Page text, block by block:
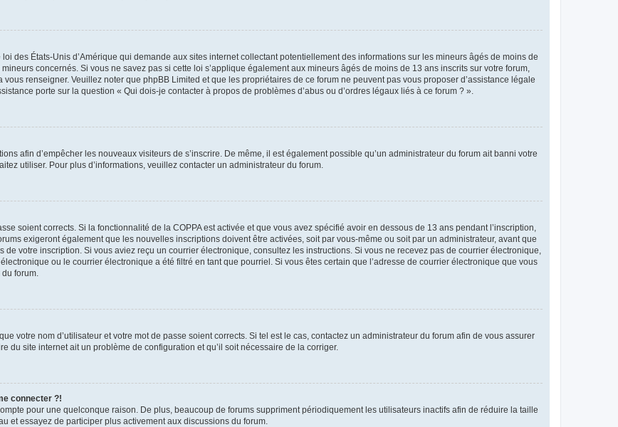
des États-Unis d’Amérique qui demande aux sites internet collectant potentiellement des informations sur les mineurs âgés de moins de
concernés. Si vous ne savez pas si cette loi s’applique également aux mineurs âgés de moins de 13 ans inscrits sur votre forum,
renseigner. Veuillez noter que phpBB Limited et que les propriétaires de ce forum ne peuvent pas vous proposer d’assistance légale
porte sur la question « Qui dois-je contacter à propos de problèmes d’abus ou d’ordres légaux liés à ce forum ? ».
afin d’empêcher les nouveaux visiteurs de s’inscrire. De même, il est également possible qu’un administrateur du forum ait banni votre
utiliser. Pour plus d’informations, veuillez contacter un administrateur du forum.
soient corrects. Si la fonctionnalité de la COPPA est activée et que vous avez spécifié avoir en dessous de 13 ans pendant l’inscription,
exigeront également que les nouvelles inscriptions doivent être activées, soit par vous-même ou soit par un administrateur, avant que
votre inscription. Si vous aviez reçu un courrier électronique, consultez les instructions. Si vous ne recevez pas de courrier électronique,
ou le courrier électronique a été filtré en tant que pourriel. Si vous êtes certain que l’adresse de courrier électronique que vous
forum.
votre nom d’utilisateur et votre mot de passe soient corrects. Si tel est le cas, contactez un administrateur du forum afin de vous assurer
du site internet ait un problème de configuration et qu’il soit nécessaire de la corriger.
connecter ?!
pour une quelconque raison. De plus, beaucoup de forums suppriment périodiquement les utilisateurs inactifs afin de réduire la taille
et essayez de participer plus activement aux discussions du forum.